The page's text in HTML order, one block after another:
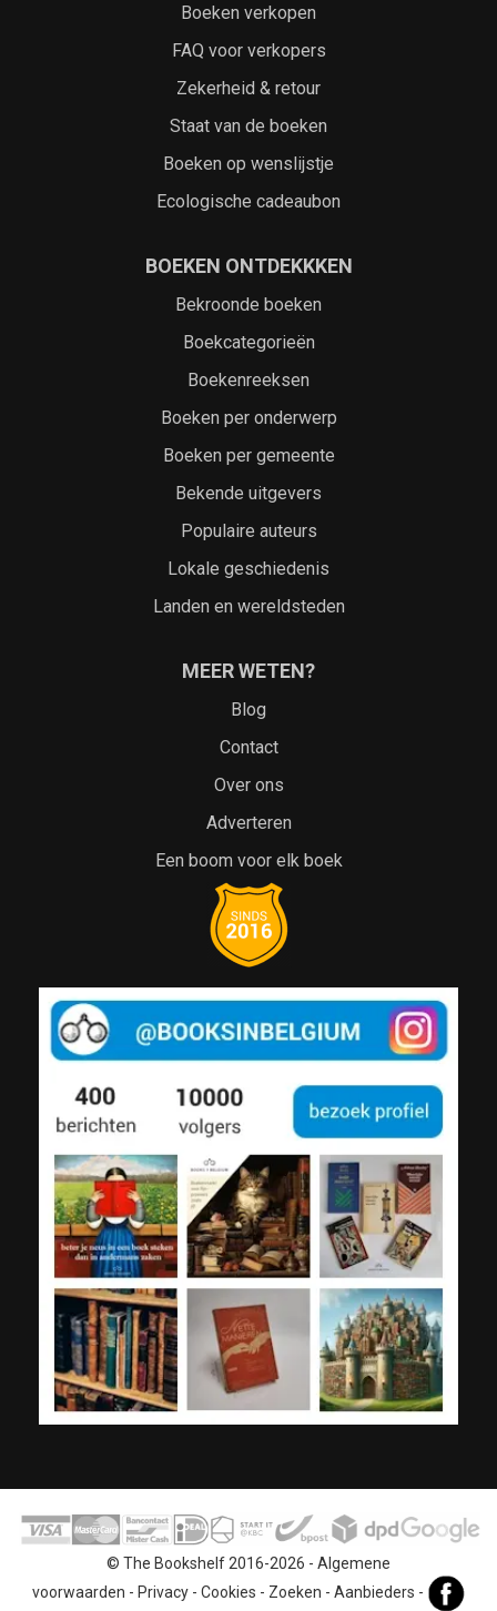
Boeken verkopen
FAQ voor verkopers
Zekerheid & retour
Staat van de boeken
Boeken op wenslijstje
Ecologische cadeaubon
BOEKEN ONTDEKKKEN
Bekroonde boeken
Boekcategorieën
Boekenreeksen
Boeken per onderwerp
Boeken per gemeente
Bekende uitgevers
Populaire auteurs
Lokale geschiedenis
Landen en wereldsteden
MEER WETEN?
Blog
Contact
Over ons
Adverteren
Een boom voor elk boek
© The Bookshelf 2016-2026 - Algemene
voorwaarden - Privacy- Cookies - Zoeken - Aanbieders -